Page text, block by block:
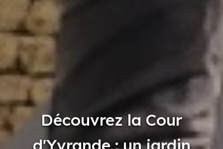
Découvrez la Cour
d'Yvrande : un jardin